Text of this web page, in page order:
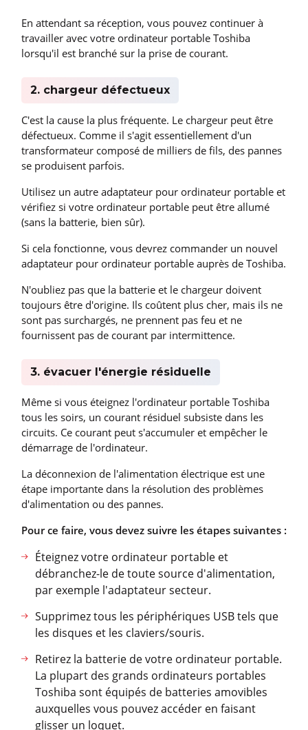
En attendant sa réception, vous pouvez continuer à
travailler avec votre ordinateur portable Toshiba
lorsqu'il est branché sur la prise de courant.
2. chargeur défectueux
C'est la cause la plus fréquente. Le chargeur peut être
défectueux. Comme il s'agit essentiellement d'un
transformateur composé de milliers de fils, des pannes
se produisent parfois.
Utilisez un autre adaptateur pour ordinateur portable et
vérifiez si votre ordinateur portable peut être allumé
(sans la batterie, bien sûr).
Si cela fonctionne, vous devrez commander un nouvel
adaptateur pour ordinateur portable auprès de Toshiba.
N'oubliez pas que la batterie et le chargeur doivent
toujours être d'origine. Ils coûtent plus cher, mais ils ne
sont pas surchargés, ne prennent pas feu et ne
fournissent pas de courant par intermittence.
3. évacuer l'énergie résiduelle
Même si vous éteignez l'ordinateur portable Toshiba
tous les soirs, un courant résiduel subsiste dans les
circuits. Ce courant peut s'accumuler et empêcher le
démarrage de l'ordinateur.
La déconnexion de l'alimentation électrique est une
étape importante dans la résolution des problèmes
d'alimentation ou des pannes.
Pour ce faire, vous devez suivre les étapes suivantes :
Éteignez votre ordinateur portable et
débranchez-le de toute source d'alimentation,
par exemple l'adaptateur secteur.
Supprimez tous les périphériques USB tels que
les disques et les claviers/souris.
Retirez la batterie de votre ordinateur portable.
La plupart des grands ordinateurs portables
Toshiba sont équipés de batteries amovibles
auxquelles vous pouvez accéder en faisant
glisser un loquet.